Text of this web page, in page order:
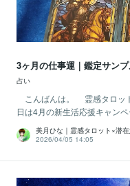
3ヶ月の仕事運｜鑑定サン
占い
こんばんは。 霊感タロッ
日は4月の新生活応援キャン
美月ひな｜霊感タロット×潜
2026/04/05 14:05